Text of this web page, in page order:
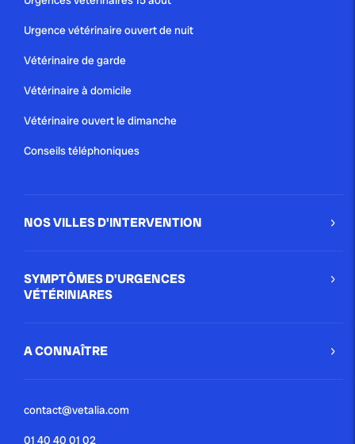
Urgence vétérinaire ouvert de nuit
Vétérinaire de garde
Vétérinaire à domicile
Vétérinaire ouvert le dimanche
Conseils téléphoniques
NOS VILLES D'INTERVENTION
SYMPTÔMES D'URGENCES
VÉTÉRINIARES
A CONNAÎTRE
contact@vetalia.com
01 40 40 01 02